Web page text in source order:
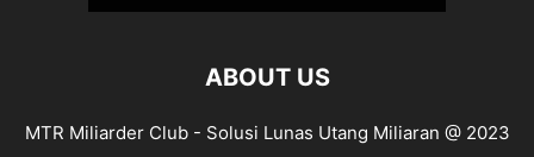
ABOUT US
MTR Miliarder Club - Solusi Lunas Utang Miliaran @ 2023